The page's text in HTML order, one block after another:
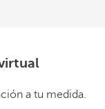
a tu medida.